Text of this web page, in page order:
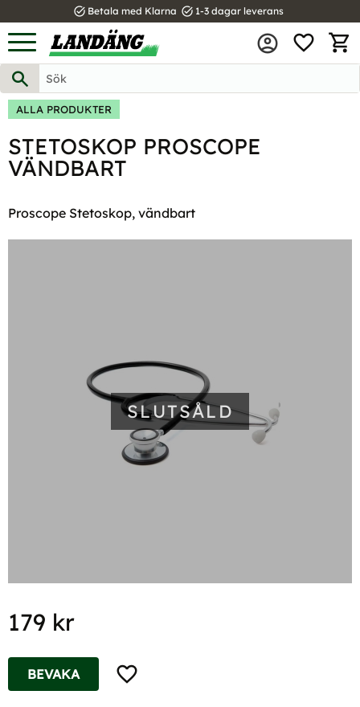
Meny
task_alt Betala med Klarna task_alt 1-3 dagar leverans
ALLA PRODUKTER
STETOSKOP PROSCOPE
VÄNDBART
Proscope Stetoskop, vändbart
SLUTSÅLD
179 kr
Lägg till i favoriter
BEVAKA